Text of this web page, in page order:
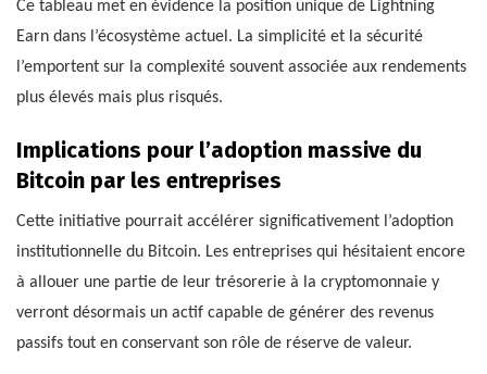
Ce tableau met en évidence la position unique de Lightning
Earn dans l’écosystème actuel. La simplicité et la sécurité
l’emportent sur la complexité souvent associée aux rendements
plus élevés mais plus risqués.
Implications pour l’adoption massive du
Bitcoin par les entreprises
Cette initiative pourrait accélérer significativement l’adoption
institutionnelle du Bitcoin. Les entreprises qui hésitaient encore
à allouer une partie de leur trésorerie à la cryptomonnaie y
verront désormais un actif capable de générer des revenus
passifs tout en conservant son rôle de réserve de valeur.